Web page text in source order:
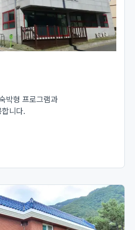
박형 프로그램과
니다.